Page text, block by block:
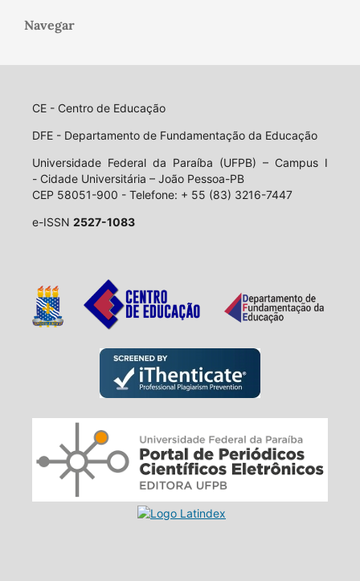
Navegar
CE - Centro de Educação
DFE - Departamento de Fundamentação da Educação
Universidade Federal da Paraíba (UFPB) – Campus I
- Cidade Universitária – João Pessoa-PB
CEP 58051-900 - Telefone: + 55 (83) 3216-7447
e-ISSN 2527-1083